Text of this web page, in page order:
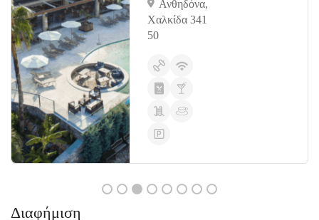
Ανθηδόνα,
Χαλκίδα 341
50
Διαφήμιση